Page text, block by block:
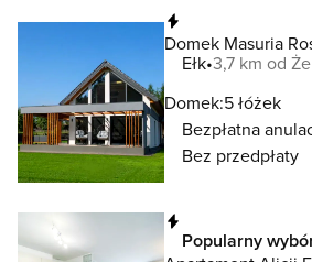
Domek Masuria
Ełk 3,7 km od
Domek:5 łóżek
Bezpłatna
Bez przedpłaty
Popularny